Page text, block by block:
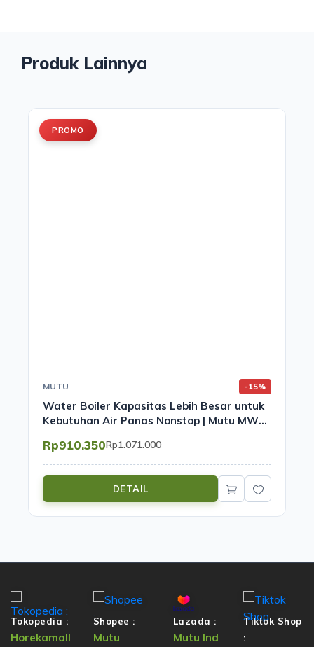
Produk Lainnya
PROMO
MUTU -15%
Water Boiler Kapasitas Lebih Besar untuk
Kebutuhan Air Panas Nonstop | Mutu MWB-
Rp910.350Rp1.071.000
DETAIL
Tokopedia :
Horekamall
Shopee :
Mutu
Lazada :
Mutu Ind
Tiktok Shop
: